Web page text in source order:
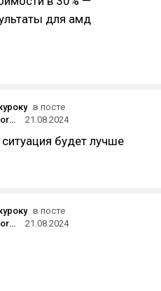
для амд
в посте
Black Myth: Wukong - Performance Benchmark Review
21.08.2024
будет лучше
в посте
Black Myth: Wukong - Performance Benchmark Review
21.08.2024